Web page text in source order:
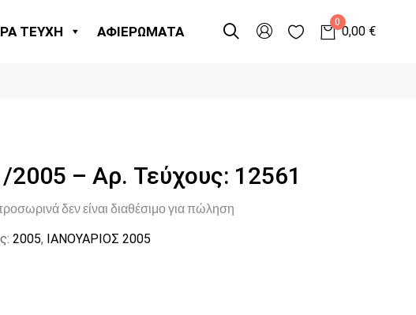
ΤΕΥΧΗ ΑΦΙΕΡΩΜΑΤΑ
0
0,00 €
2005 – Αρ. Τεύχους: 12561
δεν είναι διαθέσιμο για πώληση
2005, ΙΑΝΟΥΑΡΙΟΣ 2005